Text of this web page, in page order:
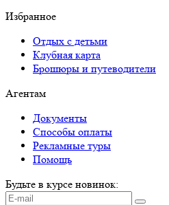
Избранное
Отдых с детьми
Клубная карта
Брошюры и путеводители
Агентам
Документы
Способы оплаты
Рекламные туры
Помощь
Будьте в курсе новинок: